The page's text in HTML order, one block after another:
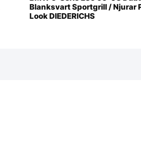
Blanksvart Sportgrill / Njurar
Look DIEDERICHS